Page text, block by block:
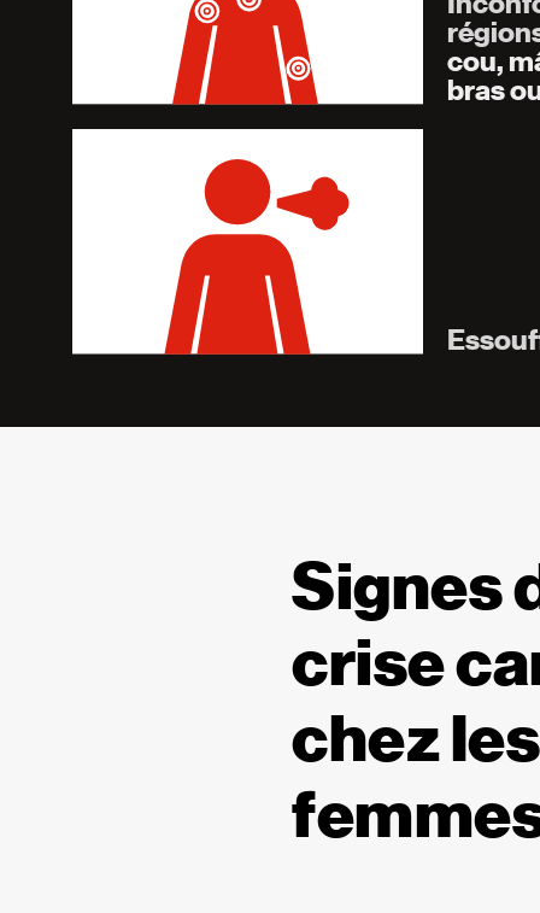
cou,
bras
Signes
crise
chez les